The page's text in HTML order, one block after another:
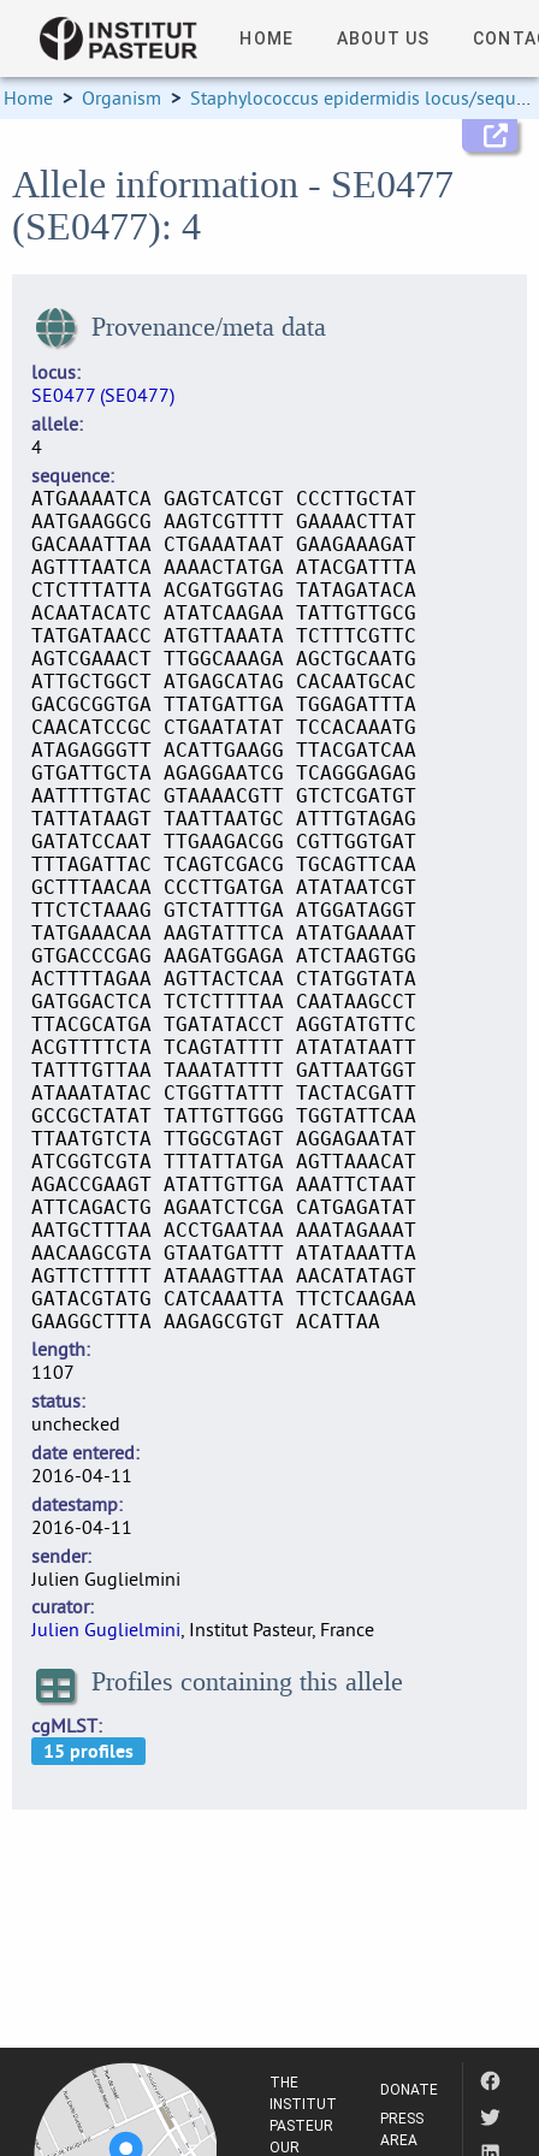
HOME ABOUT US
Home > Organism > Staphylococcus epidermidis locus/sequence definitions
Allele information - SE0477
(SE0477): 4
Provenance/meta data
locus
SE0477 (SE0477)
allele
4
sequence
ATGAAAATCA GAGTCATCGT CCCTTGCTAT
AATGAAGGCG AAGTCGTTTT GAAAACTTAT
GACAAATTAA CTGAAATAAT GAAGAAAGAT
AGTTTAATCA AAAACTATGA ATACGATTTA
CTCTTTATTA ACGATGGTAG TATAGATACA
ACAATACATC ATATCAAGAA TATTGTTGCG
TATGATAACC ATGTTAAATA TCTTTCGTTC
AGTCGAAACT TTGGCAAAGA AGCTGCAATG
ATTGCTGGCT ATGAGCATAG CACAATGCAC
GACGCGGTGA TTATGATTGA TGGAGATTTA
CAACATCCGC CTGAATATAT TCCACAAATG
ATAGAGGGTT ACATTGAAGG TTACGATCAA
GTGATTGCTA AGAGGAATCG TCAGGGAGAG
AATTTTGTAC GTAAAACGTT GTCTCGATGT
TATTATAAGT TAATTAATGC ATTTGTAGAG
GATATCCAAT TTGAAGACGG CGTTGGTGAT
TTTAGATTAC TCAGTCGACG TGCAGTTCAA
GCTTTAACAA CCCTTGATGA ATATAATCGT
TTCTCTAAAG GTCTATTTGA ATGGATAGGT
TATGAAACAA AAGTATTTCA ATATGAAAAT
GTGACCCGAG AAGATGGAGA ATCTAAGTGG
ACTTTTAGAA AGTTACTCAA CTATGGTATA
GATGGACTCA TCTCTTTTAA CAATAAGCCT
TTACGCATGA TGATATACCT AGGTATGTTC
ACGTTTTCTA TCAGTATTTT ATATATAATT
TATTTGTTAA TAAATATTTT GATTAATGGT
ATAAATATAC CTGGTTATTT TACTACGATT
GCCGCTATAT TATTGTTGGG TGGTATTCAA
TTAATGTCTA TTGGCGTAGT AGGAGAATAT
ATCGGTCGTA TTTATTATGA AGTTAAACAT
AGACCGAAGT ATATTGTTGA AAATTCTAAT
ATTCAGACTG AGAATCTCGA CATGAGATAT
AATGCTTTAA ACCTGAATAA AAATAGAAAT
AACAAGCGTA GTAATGATTT ATATAAATTA
AGTTCTTTTT ATAAAGTTAA AACATATAGT
GATACGTATG CATCAAATTA TTCTCAAGAA
GAAGGCTTTA AAGAGCGTGT ACATTAA
length
1107
status
unchecked
date entered
2016-04-11
datestamp
2016-04-11
sender
Julien Guglielmini
curator
Julien Guglielmini, Institut Pasteur, France
Profiles containing this allele
cgMLST
THE
INSTITUT
PASTEUR
OUR
DONATE
PRESS
AREA